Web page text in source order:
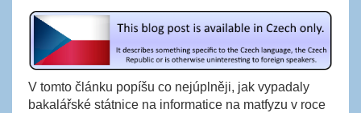
V tomto článku popíšu co nejúplněji, jak vypadaly
bakalářské státnice na informatice na matfyzu v roce